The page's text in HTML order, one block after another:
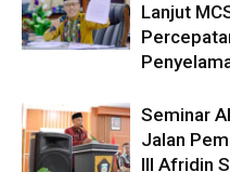
Lanjut
Seminar
Jalan
III Afridin